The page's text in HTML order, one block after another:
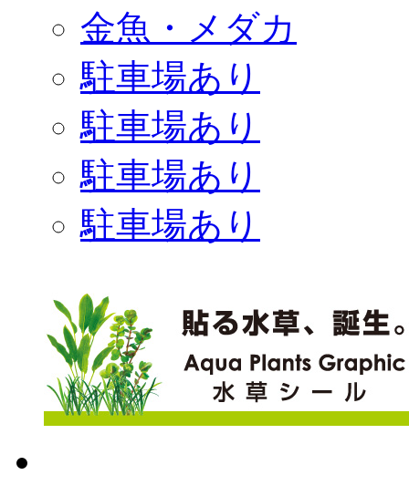
金魚・メダカ
駐車場あり
駐車場あり
駐車場あり
駐車場あり